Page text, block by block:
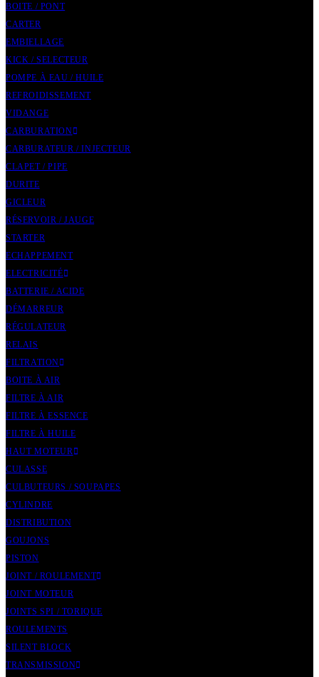
BOITE / PONT
CARTER
EMBIELLAGE
KICK / SELECTEUR
POMPE À EAU / HUILE
REFROIDISSEMENT
VIDANGE
CARBURATION
CARBURATEUR / INJECTEUR
CLAPET / PIPE
DURITE
GICLEUR
RÉSERVOIR / JAUGE
STARTER
ECHAPPEMENT
ELECTRICITÉ
BATTERIE / ACIDE
DÉMARREUR
RÉGULATEUR
RELAIS
FILTRATION
BOITE À AIR
FILTRE À AIR
FILTRE À ESSENCE
FILTRE À HUILE
HAUT MOTEUR
CULASSE
CULBUTEURS / SOUPAPES
CYLINDRE
DISTRIBUTION
GOUJONS
PISTON
JOINT / ROULEMENT
JOINT MOTEUR
JOINTS SPI / TORIQUE
ROULEMENTS
SILENT BLOCK
TRANSMISSION